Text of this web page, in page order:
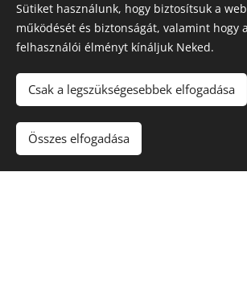
E-mail
Üzenet
Sütiket használunk, hogy biztosítsuk a
működését és biztonságát, valamint hogy
felhasználói élményt kínáljuk Neked.
Csak a legszükségesebbek elfogadása
Összes elfogadása